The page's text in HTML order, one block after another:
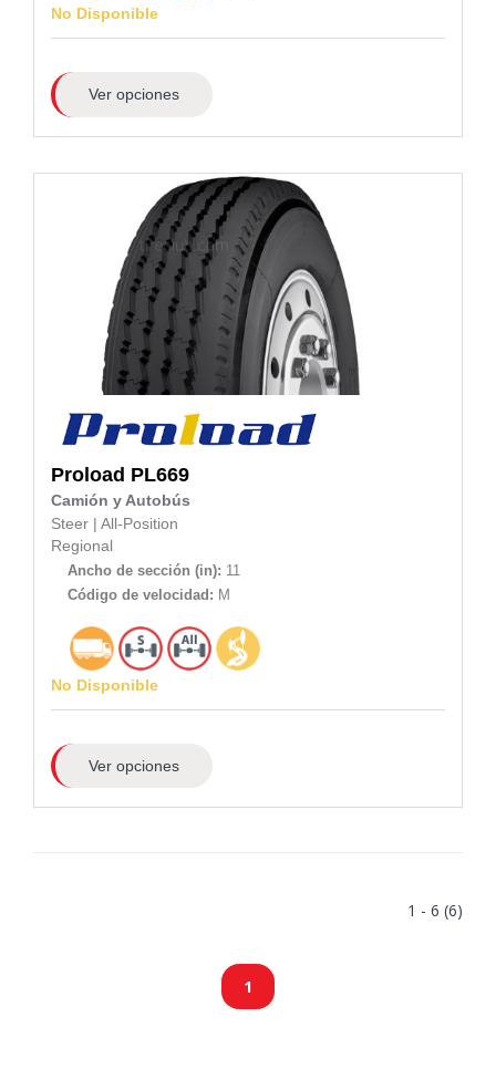
No Disponible
Ver opciones
Proload PL669
Camión y Autobús
Steer
All-Position
Regional
Ancho de sección (in): 11
Código de velocidad: M
No Disponible
Ver opciones
1 - 6 (6)
1